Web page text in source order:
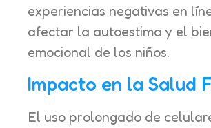
experiencias negativas en
afectar la autoestima y el
emocional de los niños.
Impacto en la Salud
El uso prolongado de